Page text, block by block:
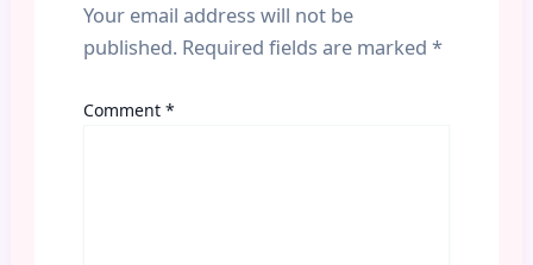
Your email address will not be
published. Required fields are marked *
Comment *